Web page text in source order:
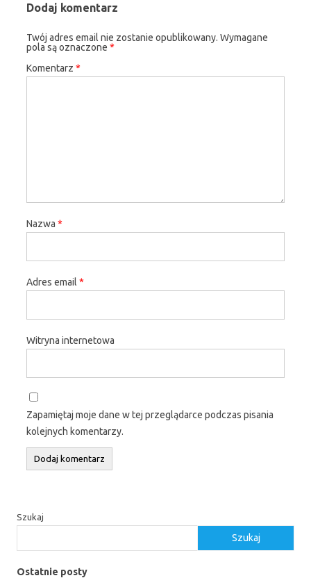
Dodaj komentarz
Twój adres email nie zostanie opublikowany. Wymagane
pola są oznaczone *
Komentarz *
Nazwa *
Adres email *
Witryna internetowa
Zapamiętaj moje dane w tej przeglądarce podczas pisania
kolejnych komentarzy.
Szukaj
Szukaj
Ostatnie posty